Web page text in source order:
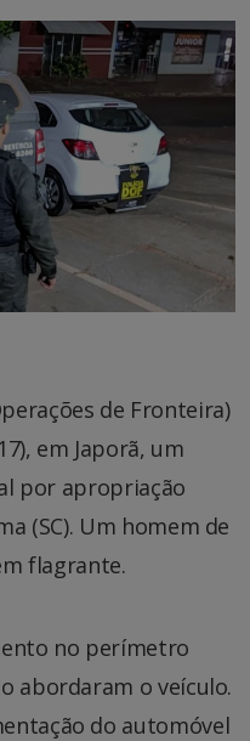
de Fronteira)
em Japorã, um
por apropriação
(SC). Um homem de
flagrante.
no perímetro
abordaram o veículo.
do automóvel